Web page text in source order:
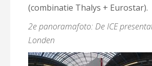
(combinatie Thalys + Eurostar).
2e panoramafoto: De ICE
Londen